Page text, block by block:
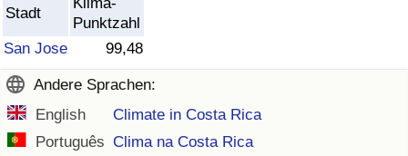
Stadt
Klima-
Punktzahl
San Jose
99,48
Andere Sprachen:
English
Climate in Costa Rica
Português Clima na Costa Rica
Lebenshaltungskosten-Index nach Land
in Akaba
Immobilienpreis-Index nach Land
Lebensqualitätsindex nach Land
Kriminalität
Kriminalitäts-Index